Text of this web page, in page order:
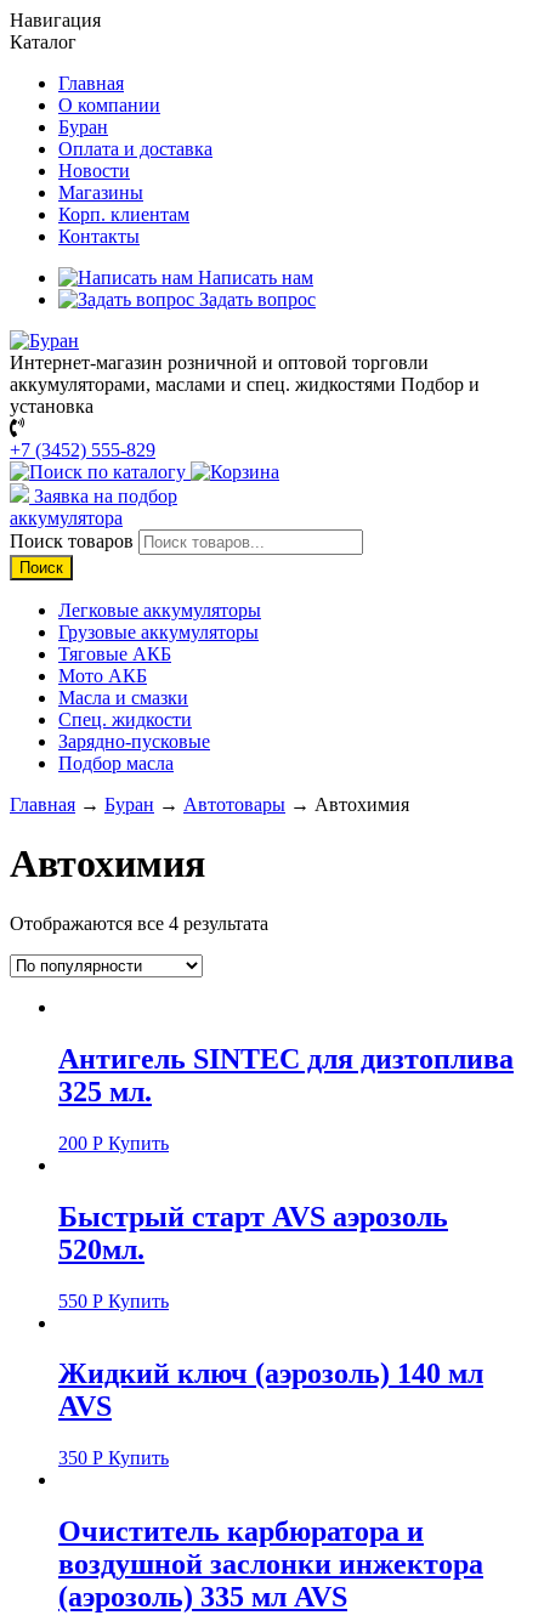
Навигация
Каталог
Главная
О компании
Буран
Оплата и доставка
Новости
Магазины
Корп. клиентам
Контакты
Написать нам
Задать вопрос
Интернет-магазин розничной и оптовой торговли
аккумуляторами, маслами и спец. жидкостями Подбор и
установка
+7 (3452) 555-829
Заявка на подбор
аккумулятора
Поиск товаров
Поиск
Легковые аккумуляторы
Грузовые аккумуляторы
Тяговые АКБ
Мото АКБ
Масла и смазки
Спец. жидкости
Зарядно-пусковые
Подбор масла
Главная → Буран → Автотовары → Автохимия
Автохимия
Отображаются все 4 результата
Антигель SINTEC для дизтоплива
325 мл.
200 Р Купить
Быстрый старт AVS аэрозоль
520мл.
550 Р Купить
Жидкий ключ (аэрозоль) 140 мл
AVS
350 Р Купить
Очиститель карбюратора и
воздушной заслонки инжектора
(аэрозоль) 335 мл AVS